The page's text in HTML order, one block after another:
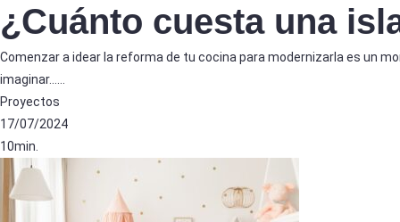
¿Cuánto cuesta una
Comenzar a idear la reforma de tu cocina para modernizarla es un
imaginar……
Proyectos
17/07/2024
10min.